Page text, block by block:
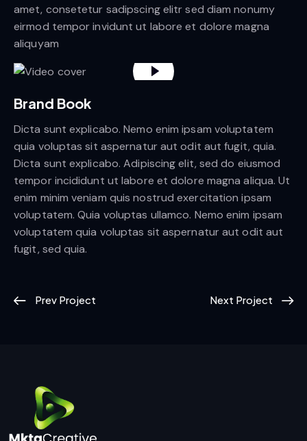
amet, consetetur sadipscing elitr sed diam nonumy
eirmod tempor invidunt ut labore et dolore magna
aliquyam
Brand Book
Dicta sunt explicabo. Nemo enim ipsam voluptatem
quia voluptas sit aspernatur aut odit aut fugit, quia.
Dicta sunt explicabo. Adipiscing elit, sed do eiusmod
tempor incididunt ut labore et dolore magna aliqua. Ut
enim minim veniam quis nostrud exercitation ipsam
voluptatem. Quia voluptas ullamco. Nemo enim ipsam
voluptatem quia voluptas sit aspernatur aut odit aut
fugit, sed quia.
Prev Project Next Project